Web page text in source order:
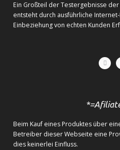
Ein Großteil der Testergebnisse
entsteht durch ausführliche
Einbeziehung von echten Kunden
Beim Kauf eines Produktes über
Betreiber dieser Webseite eine
dies keinerlei Einfluss.